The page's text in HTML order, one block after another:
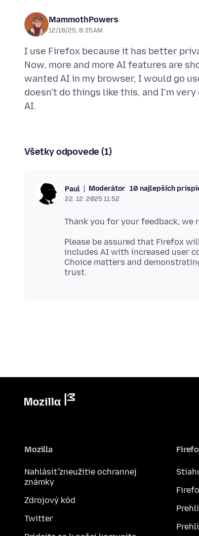
MammothPowers
12/18/25, 8:35 AM
I use Firefox because it has better
Now, more and more AI features are
wanted AI in my browser, I would go
doesn't do things like this, and I'm
Všetky odpovede (1)
Paul Moderátor 10 najlepších
22. 12. 2025 11:52
Please be assured that Firefox
includes AI with increased user
Choice matters and
Mozilla
Nahlásiť zneužitie ochrannej
známky
Zdrojový kód
Twitter